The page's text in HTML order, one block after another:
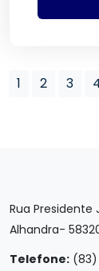
1 2 3
Rua Presidente
Alhandra-
Telefone: (83)